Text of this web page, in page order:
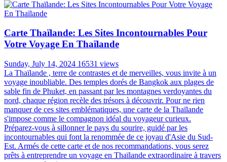
Carte Thaïlande: Les Sites Incontournables Pour
Votre Voyage En Thaïlande
Sunday, July 14, 2024 16531 views
La Thaïlande , terre de contrastes et de merveilles, vous invite à un
voyage inoubliable. Des temples dorés de Bangkok aux plages de
sable fin de Phuket, en passant par les montagnes verdoyantes du
nord, chaque région recèle des trésors à découvrir. Pour ne rien
manquer de ces sites emblématiques, une carte de la Thaïlande
s'impose comme le compagnon idéal du voyageur curieux.
Préparez-vous à sillonner le pays du sourire, guidé par les
incontournables qui font la renommée de ce joyau d'Asie du Sud-
Est. Armés de cette carte et de nos recommandations, vous serez
prêts à entreprendre un voyage en Thaïlande extraordinaire à travers